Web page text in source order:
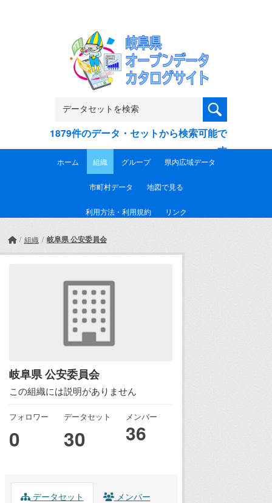
1879件のデータ・セットから検索可能で
す
ホーム 組織 グループ 県内広域データ
市町村データ 地図で見る
利用方法・利用規約 リンク
組織 岐阜県 公安委員会
岐阜県 公安委員会
この組織には説明がありません
フォロワー
0
データセット
30
メンバー
36
データセット メンバー